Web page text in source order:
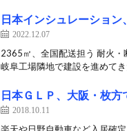
日本インシュレーショ
2022.12.07
2365㎡、全国配送担う 耐火
岐阜工場隣地で建設を進めて
日本ＧＬＰ、大阪・枚
2018.10.11